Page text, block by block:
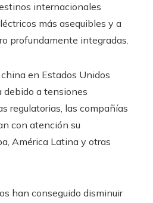
internacionales
más asequibles y a
profundamente integradas.
en Estados Unidos
debido a tensiones
regulatorias, las compañías
con atención su
América Latina y otras
han conseguido disminuir